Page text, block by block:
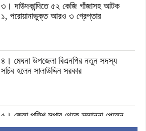
৩। দাউদকান্দিতে ৫২ কেজি গাঁজাসহ আটক
১, পরোয়ানাভুক্ত আরও ৩ গ্রেপ্তার
৪। মেঘনা উপজেলা বিএনপির নতুন সদস্য
সচিব হলেন সালাউদ্দিন সরকার
৫। জেলা পুলিশ সুপার থেকে সম্মাননা পেলেন
দাউদকান্দি মডেল থানার এএসআই সজল